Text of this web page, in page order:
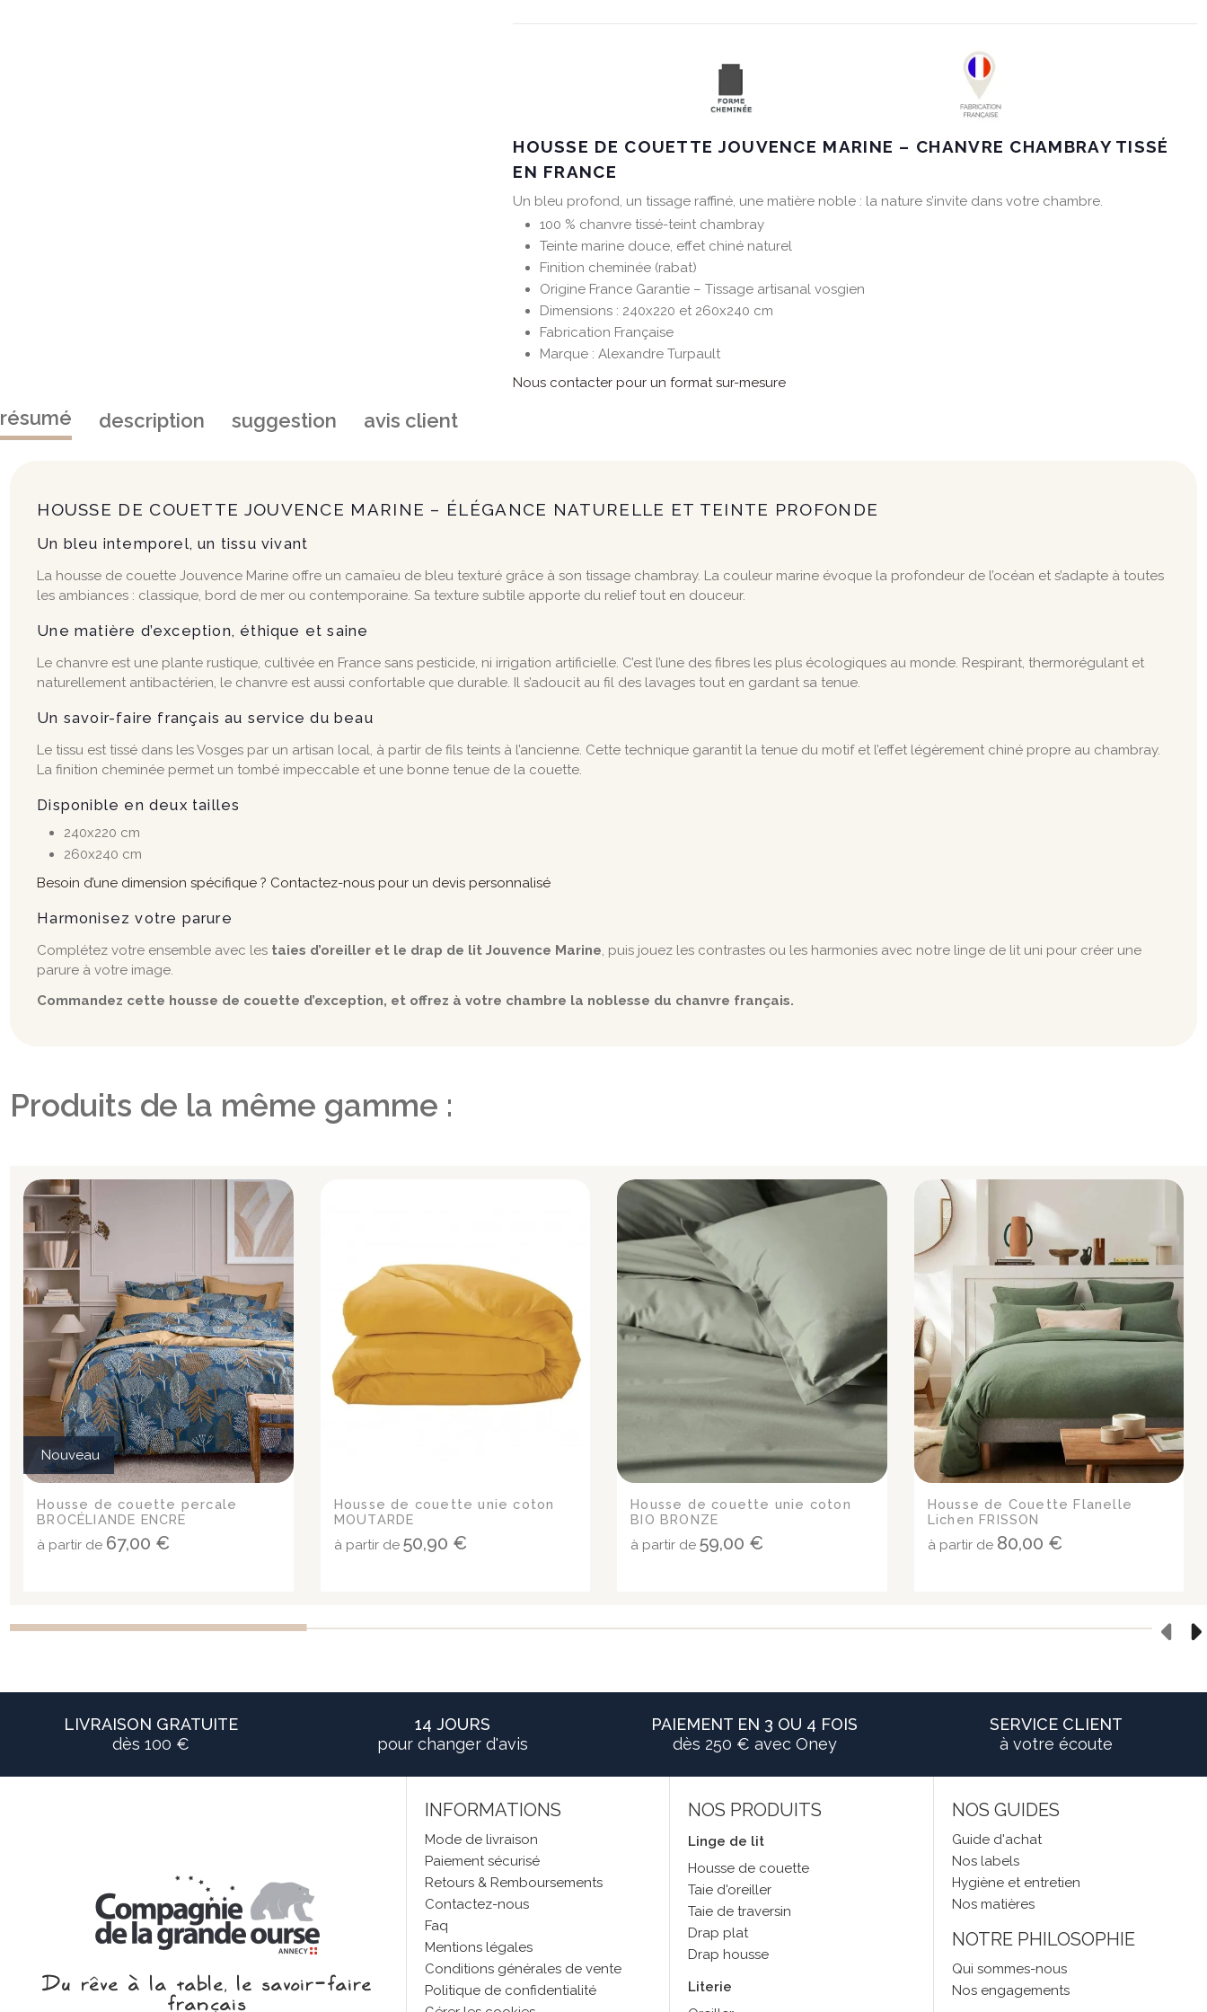
HOUSSE DE COUETTE JOUVENCE MARINE – CHANVRE CHAMBRAY TISSÉ
EN FRANCE
Un bleu profond, un tissage raffiné, une matière noble : la nature s’invite dans votre chambre.
100 % chanvre tissé-teint chambray
Teinte marine douce, effet chiné naturel
Finition cheminée (rabat)
Origine France Garantie – Tissage artisanal vosgien
Dimensions : 240x220 et 260x240 cm
Fabrication Française
Marque : Alexandre Turpault
Nous contacter pour un format sur-mesure
résumé description suggestion avis client
HOUSSE DE COUETTE JOUVENCE MARINE – ÉLÉGANCE NATURELLE ET TEINTE PROFONDE
Un bleu intemporel, un tissu vivant
La housse de couette Jouvence Marine offre un camaïeu de bleu texturé grâce à son tissage chambray. La couleur marine évoque la profondeur de l’océan et s’adapte à toutes
les ambiances : classique, bord de mer ou contemporaine. Sa texture subtile apporte du relief tout en douceur.
Une matière d’exception, éthique et saine
Le chanvre est une plante rustique, cultivée en France sans pesticide, ni irrigation artificielle. C’est l’une des fibres les plus écologiques au monde. Respirant, thermorégulant et
naturellement antibactérien, le chanvre est aussi confortable que durable. Il s’adoucit au fil des lavages tout en gardant sa tenue.
Un savoir-faire français au service du beau
Le tissu est tissé dans les Vosges par un artisan local, à partir de fils teints à l’ancienne. Cette technique garantit la tenue du motif et l’effet légèrement chiné propre au chambray.
La finition cheminée permet un tombé impeccable et une bonne tenue de la couette.
Disponible en deux tailles
240x220 cm
260x240 cm
Besoin d’une dimension spécifique ? Contactez-nous pour un devis personnalisé
Harmonisez votre parure
Complétez votre ensemble avec les taies d’oreiller et le drap de lit Jouvence Marine, puis jouez les contrastes ou les harmonies avec notre linge de lit uni pour créer une
parure à votre image.
Commandez cette housse de couette d’exception, et offrez à votre chambre la noblesse du chanvre français.
Produits de la même gamme :
Nouveau
Housse de couette percale
BROCÉLIANDE ENCRE
à partir de 67,00 €
Housse de couette unie coton
MOUTARDE
à partir de 50,90 €
Housse de couette unie coton
BIO BRONZE
à partir de59,00 €
Housse de Couette Flanelle
Lichen FRISSON
à partir de 80,00 €
LIVRAISON GRATUITE
dès 100 €
14 JOURS
pour changer d'avis
PAIEMENT EN 3 OU 4 FOIS
dès 250 € avec Oney
SERVICE CLIENT
à votre écoute
Du rêve à la table, le savoir‑faire
français
INFORMATIONS
Mode de livraison
Paiement sécurisé
Retours & Remboursements
Contactez-nous
Faq
Mentions légales
Conditions générales de vente
Politique de confidentialité
NOS PRODUITS
Linge de lit
Housse de couette
Taie d'oreiller
Taie de traversin
Drap plat
Drap housse
Literie
NOS GUIDES
Guide d'achat
Nos labels
Hygiène et entretien
Nos matières
NOTRE PHILOSOPHIE
Qui sommes-nous
Nos engagements